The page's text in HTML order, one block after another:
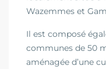
Wazemmes et
Il est composé
communes de 50
aménagée d’une